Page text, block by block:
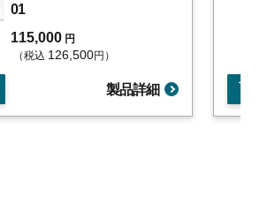
01
115,000円
（税込 126,500円）
製品詳細